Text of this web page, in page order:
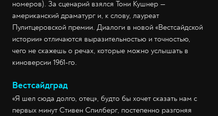
номеров). За сценарий взялся Тони Кушнер —
американский драматург и, к слову, лауреат
Пулитцеровской премии. Диалоги в новой «Вестсайдской
истории» отличаются выразительностью и точностью,
чего не скажешь о речах, которые можно услышать в
киноверсии 1961-го.
Вестсайдград
«Я шел сюда долго, отец», будто бы хочет сказать нам с
первых минут Стивен Спилберг, постепенно разгоняя